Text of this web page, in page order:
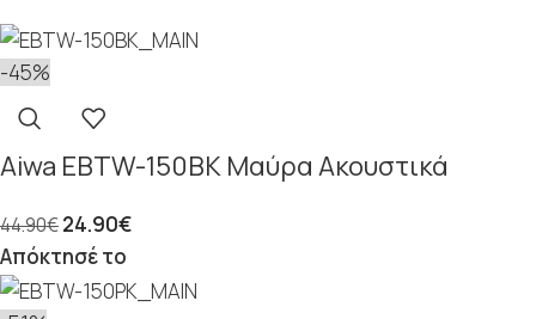
-45%
Aiwa EBTW-150BK Μαύρα Ακουστικά
44.90€24.90€
Απόκτησέ το